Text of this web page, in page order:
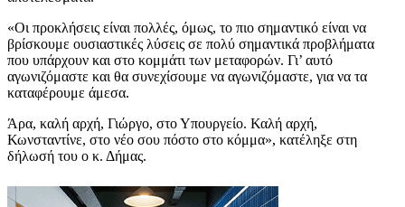
«Οι προκλήσεις είναι πολλές, όμως, το πιο σημαντικό είναι να
βρίσκουμε ουσιαστικές λύσεις σε πολύ σημαντικά προβλήματα
που υπάρχουν και στο κομμάτι των μεταφορών. Γι’ αυτό
αγωνιζόμαστε και θα συνεχίσουμε να αγωνιζόμαστε, για να τα
καταφέρουμε άμεσα.
Άρα, καλή αρχή, Γιώργο, στο Υπουργείο. Καλή αρχή,
Κωνσταντίνε, στο νέο σου πόστο στο κόμμα», κατέληξε στη
δήλωσή του ο κ. Δήμας.